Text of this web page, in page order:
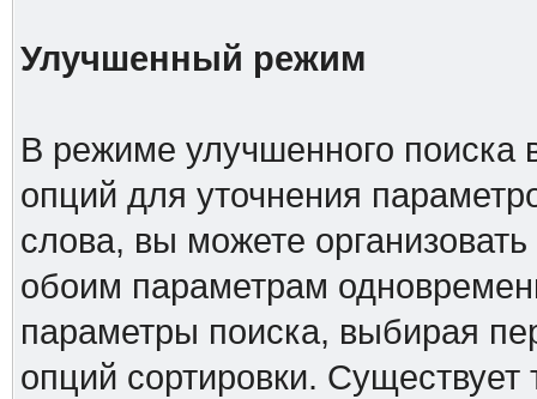
Улучшенный режим
В режиме улучшенного поиска
опций для уточнения
слова, вы можете
обоим параметрам
параметры поиска, выбирая
опций сортировки.